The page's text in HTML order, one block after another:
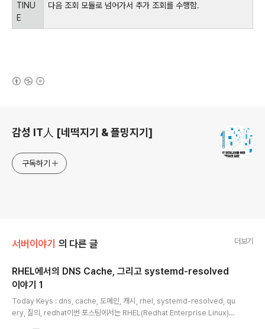
TINU
E
다음 조회 모듈로 넘어가서 추가 조회를 수행함.
감성 IT人 [네떡지기 & 플밍지기]
구독하기
서버이야기 의 다른 글 더보기
RHEL에서의 DNS Cache, 그리고 systemd-resolved
이야기 1
Today Keys : dns, cache, 도메인, 캐시, rhel, systemd-resolved, qu
ery, 질의, redhat이번 포스팅에서는 RHEL(Redhat Enterprise Linux)에